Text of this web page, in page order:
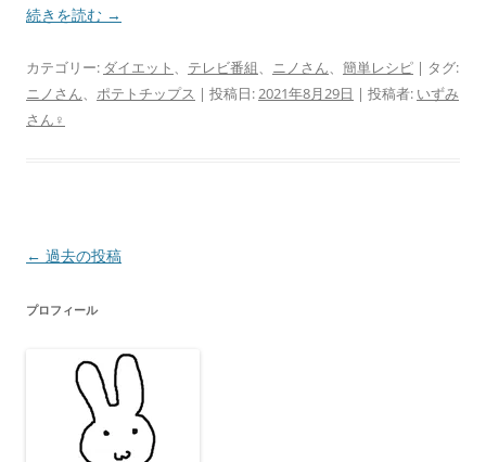
続きを読む →
カテゴリー: ダイエット 、 テレビ番組、 ニノさん、 簡単レシピ | タグ:
ニノさん、 ポテトチップス | 投稿日:2021年8月29日 | 投稿者: いずみ
さん♀
投
ナ
← 過去の投稿
プロフィール